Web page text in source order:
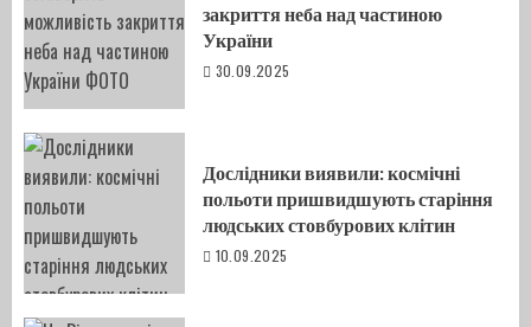
закриття неба над частиною
України
30.09.2025
Дослідники виявили: космічні
польоти пришвидшують старіння
людських стовбурових клітин
10.09.2025